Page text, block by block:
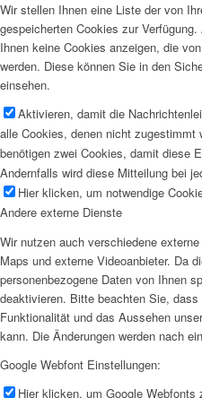
Wir stellen Ihnen eine Liste der von
gespeicherten Cookies zur
Ihnen keine Cookies anzeigen, die
werden. Diese können Sie in den
einsehen.
Aktivieren, damit die
alle Cookies, denen nicht zugestimmt
benötigen zwei Cookies, damit diese
Andernfalls wird diese Mitteilung bei
Hier klicken, um notwendige
Andere externe Dienste
Wir nutzen auch verschiedene
Maps und externe Videoanbieter. Da
personenbezogene Daten von Ihnen
deaktivieren. Bitte beachten Sie,
Funktionalität und das Aussehen
kann. Die Änderungen werden nach
Google Webfont Einstellungen:
Hier klicken, um Google